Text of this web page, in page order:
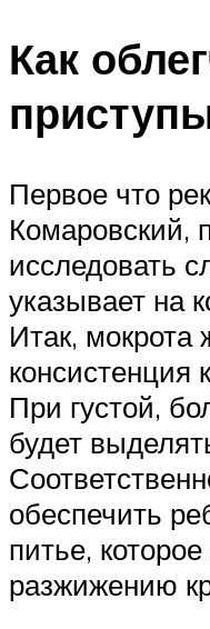
Как
Первое что
Комаровский,
исследовать
указывает на
Итак, мокрота
консистенция
При густой,
будет
обеспечить
питье,
разжижению